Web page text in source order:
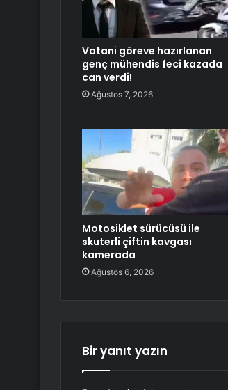
Vatani göreve hazırlanan
genç mühendis feci kazada
can verdi!
Ağustos 7, 2026
Motosiklet sürücüsü ile
skuterli çiftin kavgası
kamerada
Ağustos 6, 2026
Bir yanıt yazın